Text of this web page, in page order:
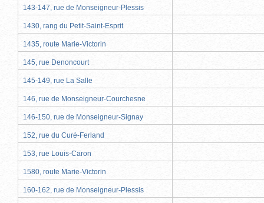
143-147, rue de Monseigneur-Plessis
1430, rang du Petit-Saint-Esprit
1435, route Marie-Victorin
145, rue Denoncourt
145-149, rue La Salle
146, rue de Monseigneur-Courchesne
146-150, rue de Monseigneur-Signay
152, rue du Curé-Ferland
153, rue Louis-Caron
1580, route Marie-Victorin
160-162, rue de Monseigneur-Plessis